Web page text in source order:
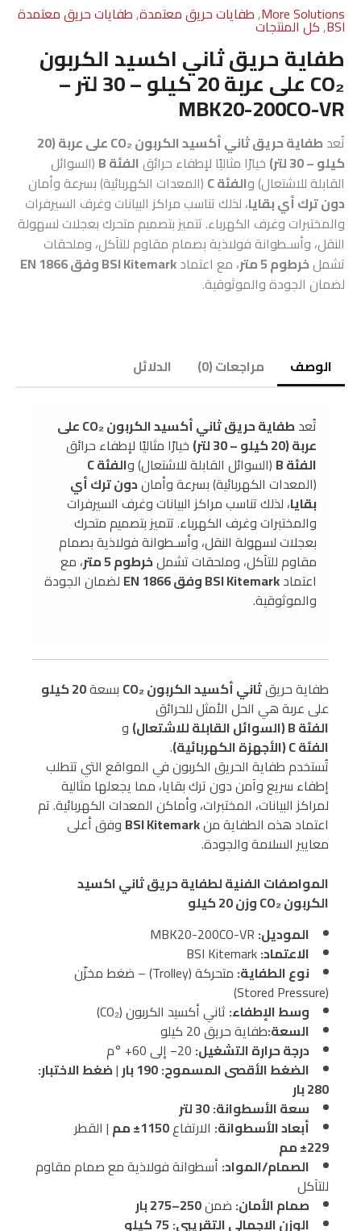
More Solutions
,طفايات حريق معتمدة,طفايات حريق معتمدة
BSI
,كل المنتجات
طفاية حريق ثاني اكسيد الكربون
CO₂ على عربة 20 كيلو – 30 لتر –
MBK20-200CO-VR
تُعد
طفاية حريق ثاني أكسيد الكربون CO₂ على عربة (20
كيلو – 30 لتر)
خيارًا مثاليًا لإطفاء حرائق الفئة B
(السوائل
القابلة للاشتعال) والفئة C (المعدات الكهربائية) بسرعة وأمان
دون ترك أي بقايا، لذلك تناسب مراكز البيانات وغرف السيرفرات
والمختبرات وغرف الكهرباء. تتميز بتصميم متحرك بعجلات لسهولة
النقل، وأسـطوانة فولاذية بصمام مقاوم للتآكل، وملحقات
تشملخرطوم 5 متر ، مع اعتمادBSI Kitemark وفق EN 1866
لضمان الجودة والموثوقية.
الوصف مراجعات (0) الدلائل
تُعد
طفاية حريق ثاني أكسيد الكربون CO₂ على
عربة (20 كيلو – 30 لتر)
خيارًا مثاليًا لإطفاء حرائق
الفئة B
(السوائل القابلة للاشتعال) والفئة C
(المعدات الكهربائية) بسرعة وأماندون ترك أي
بقايا، لذلك تناسب مراكز البيانات وغرف السيرفرات
والمختبرات وغرف الكهرباء. تتميز بتصميم متحرك
بعجلات لسهولة النقل، وأسـطوانة فولاذية بصمام
مقاوم للتآكل، وملحقات تشملخرطوم 5 متر
، مع
اعتمادBSI Kitemark وفق EN 1866
لضمان الجودة
والموثوقية.
طفاية حريقثاني أكسيد الكربون CO₂ بسعة20 كيلو
على عربة هي الحل الأمثل للحرائق
الفئة B (السوائل القابلة للاشتعال)
و
الفئة C (الأجهزة الكهربائية)
.
تُستخدم طفاية الحريق الكربون في المواقع التي تتطلب
إطفاء سريع وآمن دون ترك بقايا، مما يجعلها مثالية
لمراكز البيانات، المختبرات، وأماكن المعدات الكهربائية. تم
اعتماد هذه الطفاية منBSI Kitemark وفق أعلى
معايير السلامة والجودة.
المواصفات الفنية لطفاية حريق ثاني اكسيد
الكربون CO₂ وزن 20 كيلو
الموديل:
الاعتماد:
نوع الطفاية:
متحركة (Trolley) – ضغط مخزّن
(Stored Pressure)
وسط الإطفاء: ثاني أكسيد الكربون (CO₂)
السعة:طفاية حريق 20 كيلو
درجة حرارة التشغيل:
الضغط الأقصى المسموح:190 بار |ضغط الاختبار:
280 بار
سعة الأسطوانة:30 لتر
أبعاد الأسطوانة: الارتفاع±1150 مم
| القطر
±229 مم
الصمام/المواد: أسطوانة فولاذية مع صمام مقاوم
للتآكل
صمام الأمان: ضمن250–275 بار
الوزن الإجمالي التقريبي:75 كيلو